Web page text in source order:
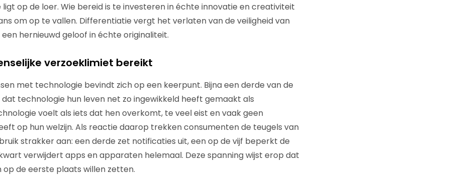
op de loer. Wie bereid is te investeren in échte innovatie en creativiteit
om op te vallen. Differentiatie vergt het verlaten van de veiligheid van
hernieuwd geloof in échte originaliteit.
verzoeklimiet bereikt
met technologie bevindt zich op een keerpunt. Bijna een derde van de
technologie hun leven net zo ingewikkeld heeft gemaakt als
voelt als iets dat hen overkomt, te veel eist en vaak geen
op hun welzijn. Als reactie daarop trekken consumenten de teugels van
strakker aan: een derde zet notificaties uit, een op de vijf beperkt de
verwijdert apps en apparaten helemaal. Deze spanning wijst erop dat
op de eerste plaats willen zetten.